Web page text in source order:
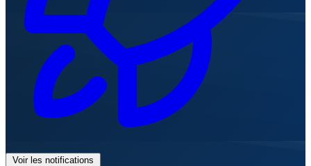
Voir les notifications